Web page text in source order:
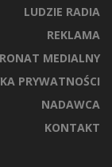
LUDZIE RADIA
REKLAMA
MEDIALNY
PRYWATNOŚCI
NADAWCA
KONTAKT